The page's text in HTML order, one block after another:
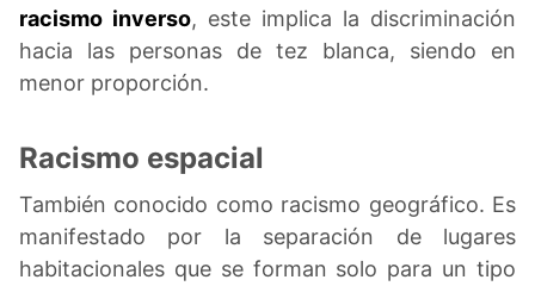
racismo inverso, este implica la discriminación
hacia las personas de tez blanca, siendo en
menor proporción.
Racismo espacial
También conocido como racismo geográfico. Es
manifestado por la separación de lugares
habitacionales que se forman solo para un tipo